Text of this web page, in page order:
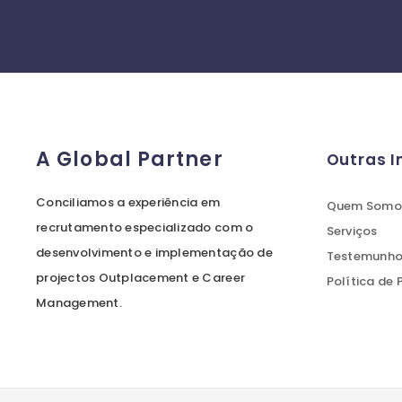
A Global Partner
Conciliamos a experiência em
recrutamento especializado com o
desenvolvimento e implementação de
projectos Outplacement e Career
Management.
Outras
Quem
Serviços
Política de